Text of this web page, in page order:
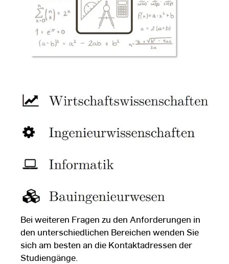
Bei weiteren Fragen zu den Anforderungen in
den unterschiedlichen Bereichen wenden Sie
sich am besten an die Kontaktadressen der
Studiengänge.